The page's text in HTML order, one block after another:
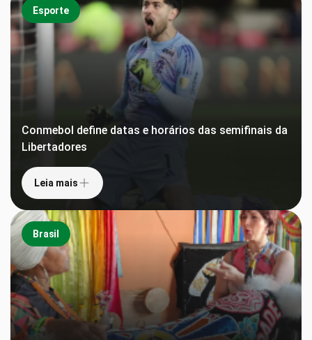
Esporte
Conmebol define datas e horários das semifinais da
Libertadores
Leia mais
Brasil